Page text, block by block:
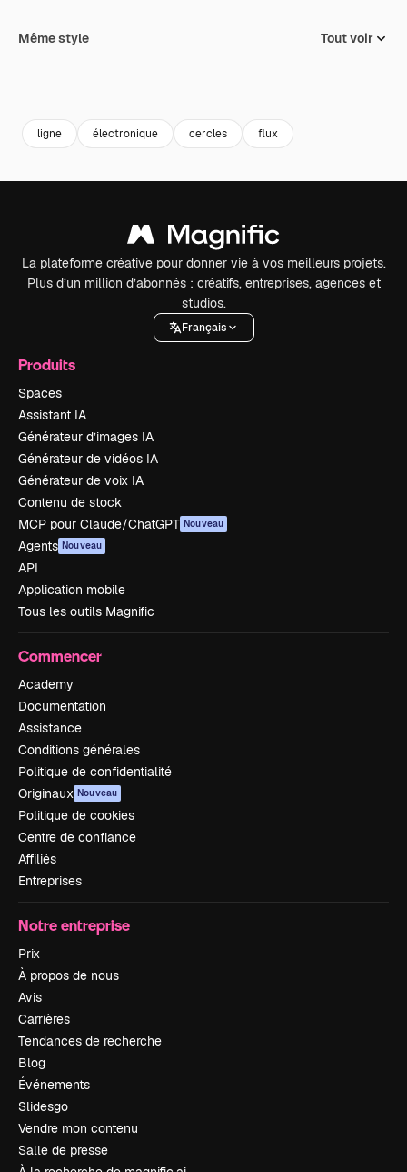
Même style Tout voir
ligne électronique cercles flux
La plateforme créative pour donner vie à vos meilleurs projets.
Plus d’un million d’abonnés : créatifs, entreprises, agences et
studios.
Français
Produits
Spaces
Assistant IA
Générateur d’images IA
Générateur de vidéos IA
Générateur de voix IA
Contenu de stock
MCP pour Claude/ChatGPT Nouveau
Agents Nouveau
API
Application mobile
Tous les outils Magnific
Commencer
Academy
Documentation
Assistance
Conditions générales
Politique de confidentialité
Originaux Nouveau
Politique de cookies
Centre de confiance
Affiliés
Entreprises
Notre entreprise
Prix
À propos de nous
Avis
Carrières
Tendances de recherche
Blog
Événements
Slidesgo
Vendre mon contenu
Salle de presse